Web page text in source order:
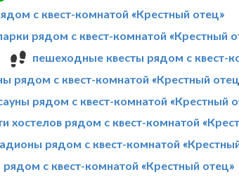
с квест-комнатой «Крестный отец»
рядом с квест-комнатой «Крестный
пешеходные квесты рядом с квест-
рядом с квест-комнатой «Крестный
рядом с квест-комнатой «Крестный
хостелов рядом с квест-комнатой
рядом с квест-комнатой
рядом с квест-комнатой «Крестный отец»